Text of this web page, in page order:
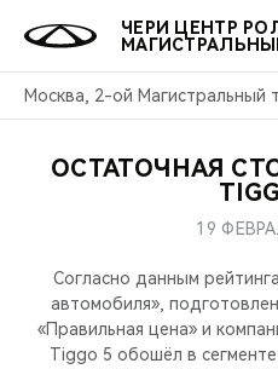
ЧЕРИ ЦЕНТР
Москва, 2-ой Магистральный
КРОССОВЕРЫ
КРЕДИТ И СТРАХОВАНИЕ
ЗАПЧАСТИ И АКСЕССУАРЫ
ПОДДЕРЖКА
МИР
О БРЕНДЕ
CHERY В СОЦСЕТЯХ
ОНЛАЙН
КРЕДИТ
О
МЫ В СОЦСЕТЯХ
ОСТАТОЧНАЯ
19
Согласно данным
автомобиля»,
«Правильная цена» и
Tiggo 5 обошёл в